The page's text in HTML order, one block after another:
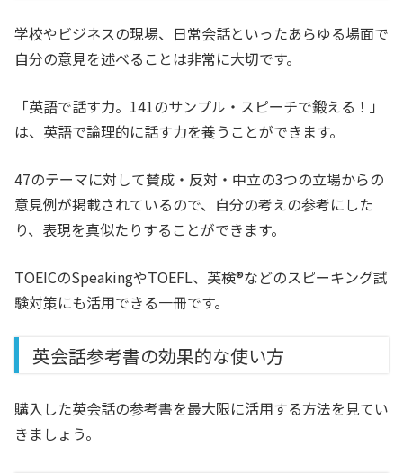
学校やビジネスの現場、日常会話といったあらゆる場面で
自分の意見を述べることは非常に大切です。
「英語で話す力。141のサンプル・スピーチで鍛える！」
は、英語で論理的に話す力を養うことができます。
47のテーマに対して賛成・反対・中立の3つの立場からの
意見例が掲載されているので、自分の考えの参考にした
り、表現を真似たりすることができます。
TOEICのSpeakingやTOEFL、英検®などのスピーキング試
験対策にも活用できる一冊です。
英会話参考書の効果的な使い方
購入した英会話の参考書を最大限に活用する方法を見てい
きましょう。